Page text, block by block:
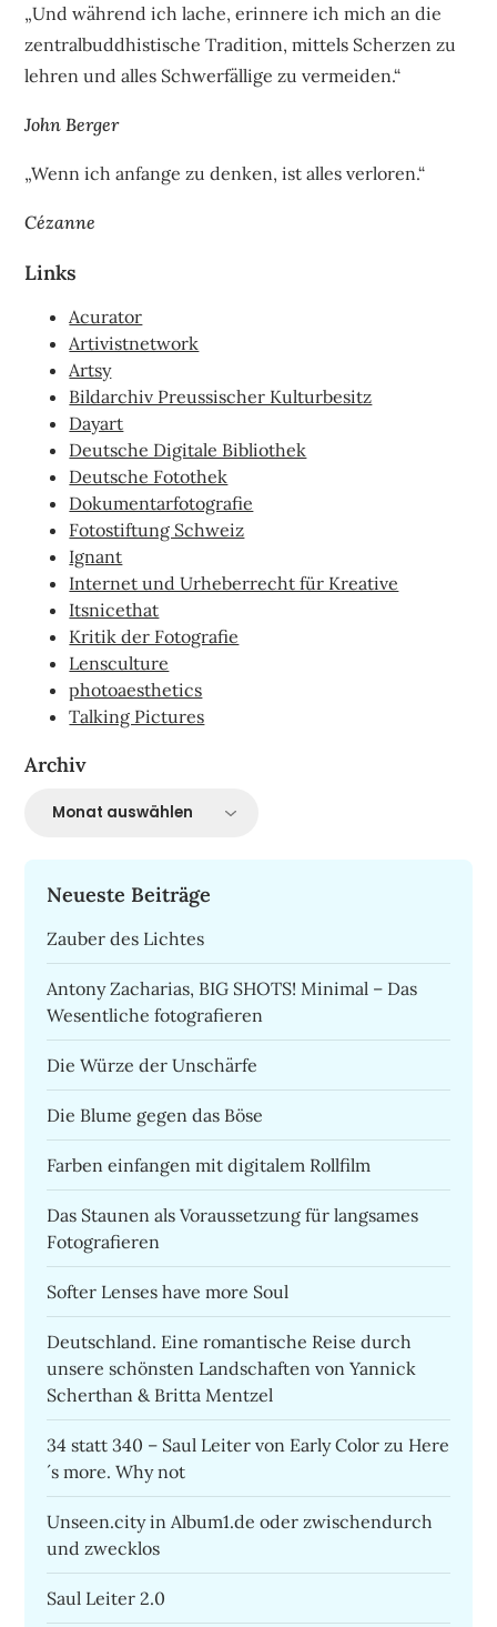
„Und während ich lache, erinnere ich mich an die
zentralbuddhistische Tradition, mittels Scherzen zu
lehren und alles Schwerfällige zu vermeiden.“
John Berger
„Wenn ich anfange zu denken, ist alles verloren.“
Cézanne
Links
Acurator
Artivistnetwork
Artsy
Bildarchiv Preussischer Kulturbesitz
Dayart
Deutsche Digitale Bibliothek
Deutsche Fotothek
Dokumentarfotografie
Fotostiftung Schweiz
Ignant
Internet und Urheberrecht für Kreative
Itsnicethat
Kritik der Fotografie
Lensculture
photoaesthetics
Talking Pictures
Archiv
Neueste Beiträge
Zauber des Lichtes
Antony Zacharias, BIG SHOTS! Minimal – Das
Wesentliche fotografieren
Die Würze der Unschärfe
Die Blume gegen das Böse
Farben einfangen mit digitalem Rollfilm
Das Staunen als Voraussetzung für langsames
Fotografieren
Softer Lenses have more Soul
Deutschland. Eine romantische Reise durch
unsere schönsten Landschaften von Yannick
Scherthan & Britta Mentzel
34 statt 340 – Saul Leiter von Early Color zu Here
´s more. Why not
Unseen.city in Album1.de oder zwischendurch
und zwecklos
Saul Leiter 2.0